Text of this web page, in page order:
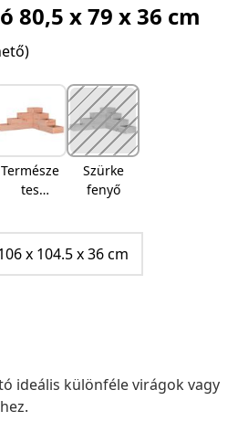
x 79 x 36 cm
Természe
tes
Szürke
fenyő
x 104.5 x 36 cm
ideális különféle virágok vagy